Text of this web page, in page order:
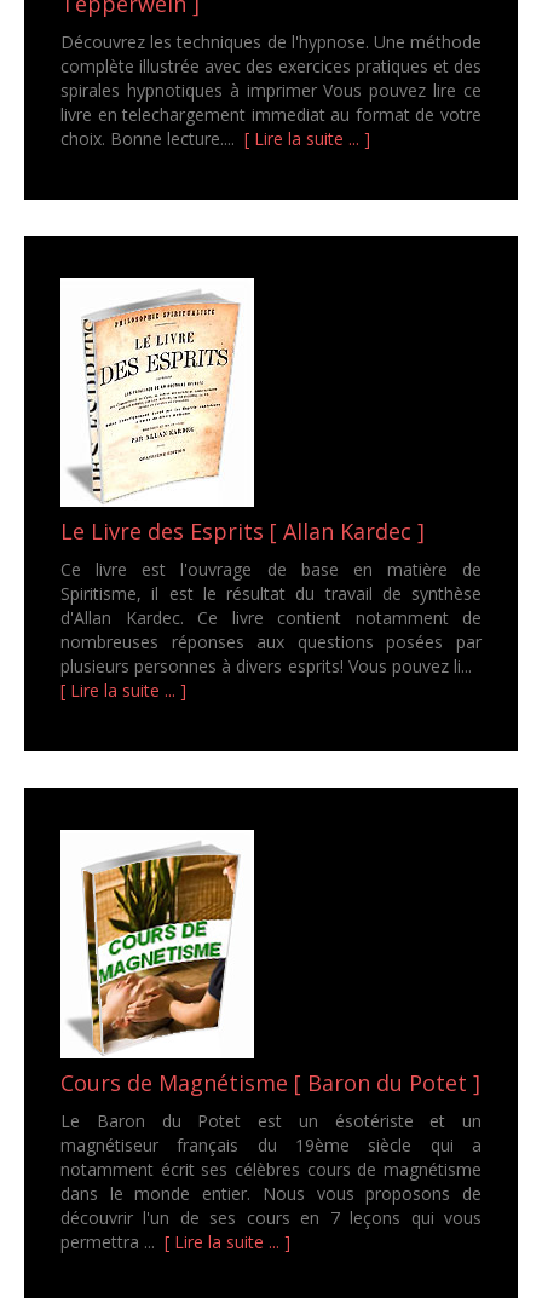
Découvrez les techniques de l'hypnose. Une méthode
complète illustrée avec des exercices pratiques et des
spirales hypnotiques à imprimer Vous pouvez lire ce
livre en telechargement immediat au format de votre
choix. Bonne lecture.... [ Lire la suite ... ]
Le Livre des Esprits [ Allan Kardec ]
Ce livre est l'ouvrage de base en matière de
Spiritisme, il est le résultat du travail de synthèse
d'Allan Kardec. Ce livre contient notamment de
nombreuses réponses aux questions posées par
plusieurs personnes à divers esprits! Vous pouvez li...
[ Lire la suite ... ]
Cours de Magnétisme [ Baron du Potet ]
Le Baron du Potet est un ésotériste et un
magnétiseur français du 19ème siècle qui a
notamment écrit ses célèbres cours de magnétisme
dans le monde entier. Nous vous proposons de
découvrir l'un de ses cours en 7 leçons qui vous
permettra ... [ Lire la suite ... ]